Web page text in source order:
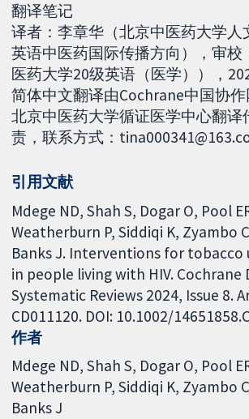
翻译笔记
译者：李章华（北京中医药大学人
英语中医药国际传播方向），审校
医药大学20级英语（医学）），
简体中文翻译由Cochrane中国协作
北京中医药大学循证医学中心翻译
责，联系方式：
引用文献
Mdege ND, Shah S, Dogar O, Pool
Weatherburn P, Siddiqi K, Zyambo
Banks J. Interventions for tobacco
in people living with HIV. Cochrane
Systematic Reviews 2024, Issue 8.
CD011120. DOI: 10.1002/
作者
Mdege ND Shah S Dogar O Pool
Weatherburn P Siddiqi K Zyambo C
Banks J